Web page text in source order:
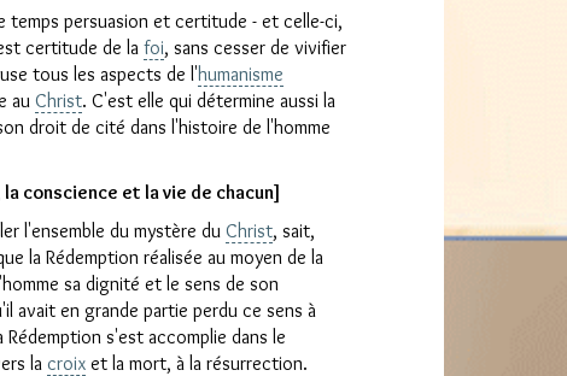
temps persuasion et certitude - et celle-ci,
certitude de la foi, sans cesser de vivifier
tous les aspects de l'humanisme
au Christ. C'est elle qui détermine aussi la
droit de cité dans l'histoire de l'homme
la conscience et la vie de chacun]
l'ensemble du mystère du Christ, sait,
la Rédemption réalisée au moyen de la
sa dignité et le sens de son
avait en grande partie perdu ce sens à
s'est accomplie dans le
la croix et la mort, à la résurrection.